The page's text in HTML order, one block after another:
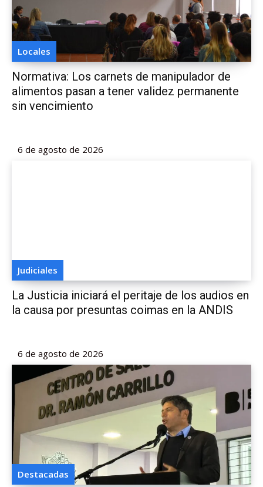
Locales
Normativa: Los carnets de manipulador de
alimentos pasan a tener validez permanente
sin vencimiento
6 de agosto de 2026
Judiciales
La Justicia iniciará el peritaje de los audios en
la causa por presuntas coimas en la ANDIS
6 de agosto de 2026
Destacadas